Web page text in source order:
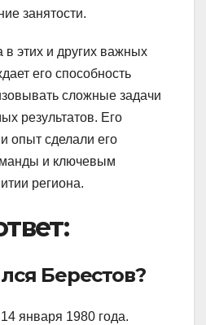
занятости.
в этих и других важных
его способность
сложные задачи
результатов. Его
опыт сделали его
и ключевым
региона.
Берестов?
января 1980 года.